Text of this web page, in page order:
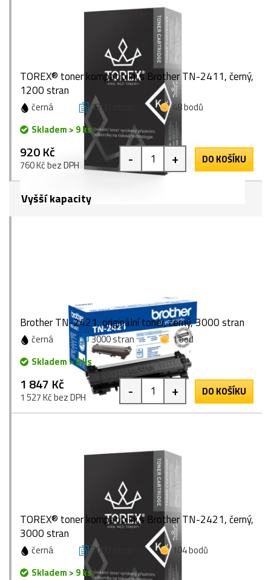
TOREX® toner kompatibilní s Brother TN-2411, černý,
1200 stran
černá 1200 stran
48 bodů
Skladem > 9 ks
920 Kč
760 Kč bez DPH - + DO KOŠÍKU
Vyšší kapacity
Brother TN-2421, originální toner, černý, 3000 stran
černá 3000 stran
1 bod
Skladem > 9 ks
1 847 Kč
1 527 Kč bez DPH - + DO KOŠÍKU
TOREX® toner kompatibilní s Brother TN-2421, černý,
3000 stran
černá 3000 stran
104 bodů
Skladem > 9 ks